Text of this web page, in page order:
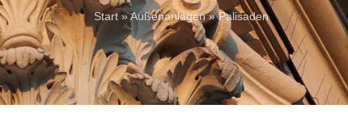
Start»Außenanlagen»Palisaden